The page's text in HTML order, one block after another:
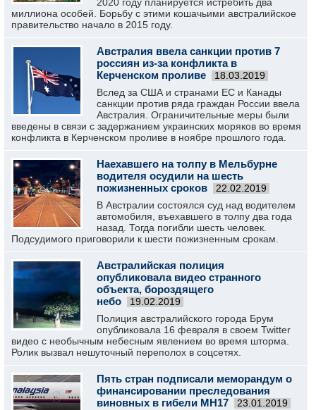
миллиона особей. Борьбу с этими кошачьими австралийское
правительство начало в 2015 году.
Австралия ввела санкции против 7
россиян из-за конфликта в
Керченском проливе
18.03.2019
Вслед за США и странами ЕС и Канады
санкции против ряда граждан России ввела
Австралия. Ограничительные меры были
введены в связи с задержанием украинских моряков во время
конфликта в Керченском проливе в ноябре прошлого года.
Наехавшего на толпу в Мельбурне
водителя осудили на шесть
пожизненных сроков
22.02.2019
В Австралии состоялся суд над водителем
автомобиля, въехавшего в толпу два года
назад. Тогда погибли шесть человек.
Подсудимого приговорили к шести пожизненным срокам.
Австралийская полиция
опубликовала видео странного
объекта, бороздящего
небо
19.02.2019
Полиция австралийского города Брум
опубликовала 16 февраля в своем Twitter
видео с необычным небесным явлением во время шторма.
Ролик вызвал нешуточный переполох в соцсетях.
Пять стран подписали меморандум о
финансировании преследования
виновных в гибели MH17
23.01.2019